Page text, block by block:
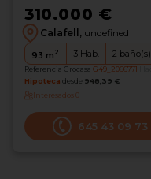
310.000 €
Calafell, undefined
93 m2 3 Hab. 2 baño(s)
Referencia Grocasa G49_2066771
Hipoteca desde 948,39 €
Interesados0
645 43 09 73